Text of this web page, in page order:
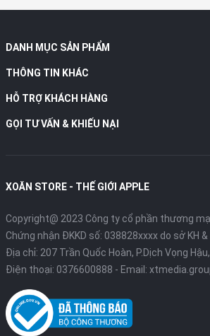
DANH MỤC SẢN PHẨM
THÔNG TIN KHÁC
HỖ TRỢ KHÁCH HÀNG
GỌI TƯ VẤN & KHIẾU NẠI
XOĂN STORE - THẾ GIỚI APPLE
Copyright@ 2023 Công ty cổ phần thương
Chứng nhận ĐKKD số: 038828xxxx do sở KH
Địa chỉ: 207 Trần Quốc Hoàn, P.Dịch Vọng Hậu,
Điện thoại: 0376600888 - Email: